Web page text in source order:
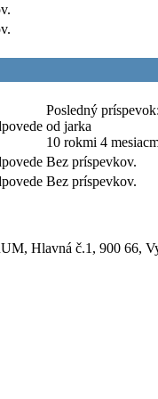
Posledný príspevok:
od jarka
10 rokmi 4
Bez príspevkov.
Bez príspevkov.
Hlavná č.1, 900 66,